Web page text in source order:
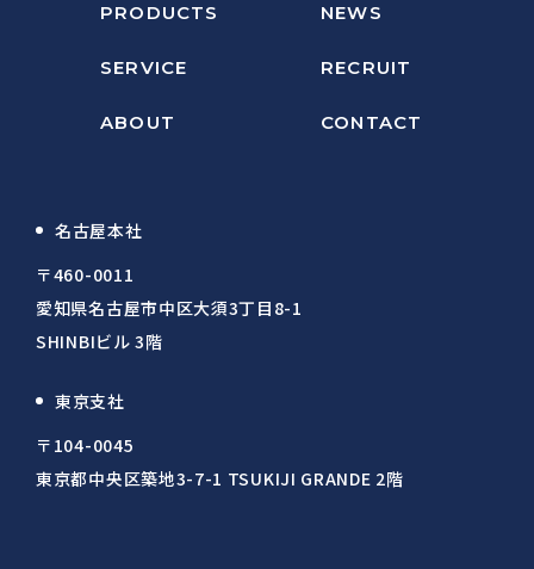
PRODUCTS NEWS
SERVICE RECRUIT
ABOUT CONTACT
名古屋本社
〒460-0011
愛知県名古屋市中区大須3丁目8-1
SHINBIビル 3階
東京支社
〒104-0045
東京都中央区築地3-7-1 TSUKIJI GRANDE 2階